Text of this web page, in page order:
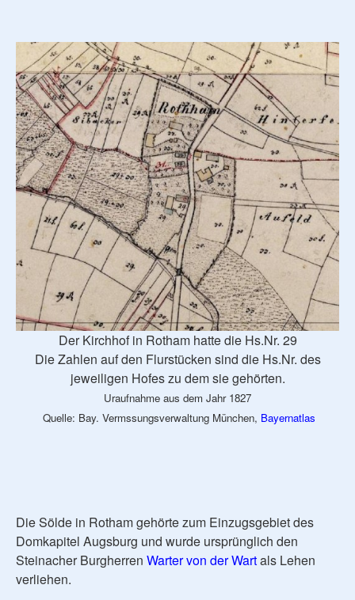
Der Kirchhof in Rotham hatte die Hs.Nr. 29
Die Zahlen auf den Flurstücken sind die Hs.Nr. des
jeweiligen Hofes zu dem sie gehörten.
Uraufnahme aus dem Jahr 1827
Quelle: Bay. Vermssungsverwaltung München, Bayernatlas
Die Sölde in Rotham gehörte zum Einzugsgebiet des
Domkapitel Augsburg und wurde ursprünglich den
Steinacher Burgherren Warter von der Wartals Lehen
verliehen.